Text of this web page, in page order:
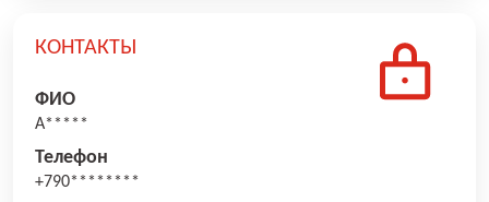
КОНТАКТЫ
ФИО
А*****
Телефон
+790********